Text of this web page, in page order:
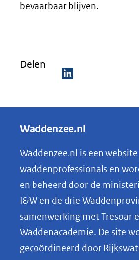
bevaarbaar blijven.
Delen
e
e
n
o
p
k
e
Waddenzee.nl
Waddenzee.nl is een
waddenprofessionals en
en beheerd door de
I&W en de drie
samenwerking met Tresoar
Waddenacademie. De site
gecoördineerd door